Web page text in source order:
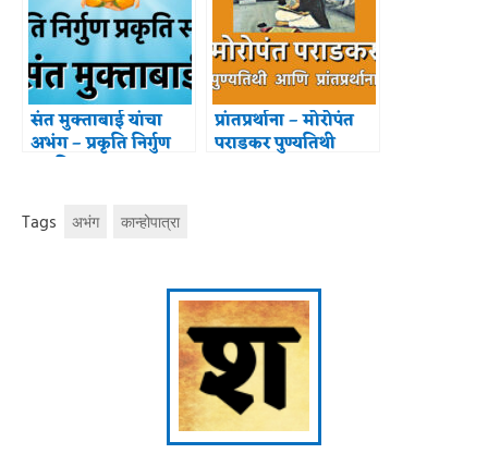
संत मुक्ताबाई यांचा
अभंग – प्रकृति निर्गुण
प्रकृति सगुण
प्रांतप्रर्थाना – मोरोपंत
पराडकर पुण्यतिथी
Tags अभंग कान्होपात्रा